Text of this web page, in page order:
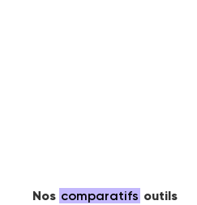
Nos comparatifs outils